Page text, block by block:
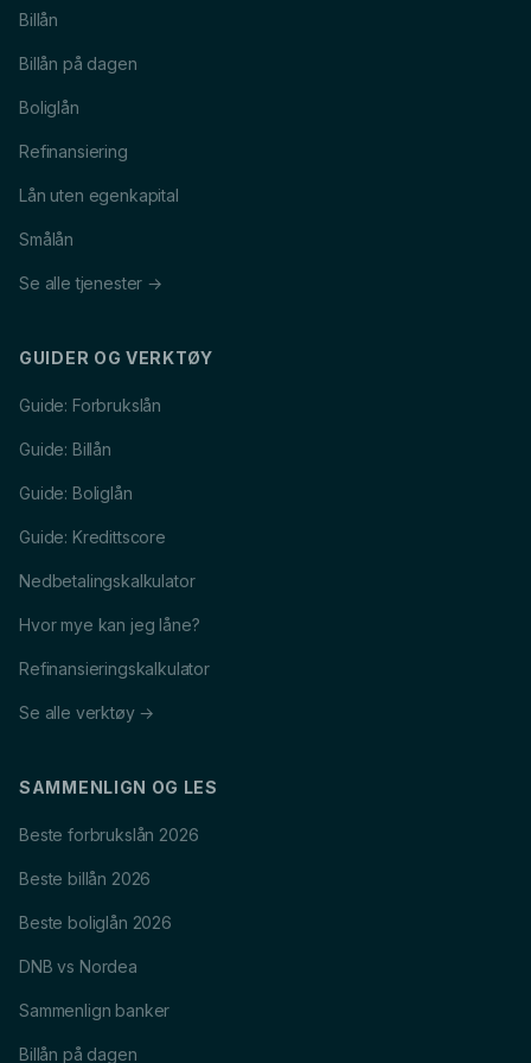
Billån
Billån på dagen
Boliglån
Refinansiering
Lån uten egenkapital
Smålån
Se alle tjenester →
GUIDER OG VERKTØY
Guide: Forbrukslån
Guide: Billån
Guide: Boliglån
Guide: Kredittscore
Nedbetalingskalkulator
Hvor mye kan jeg låne?
Refinansieringskalkulator
Se alle verktøy →
SAMMENLIGN OG LES
Beste forbrukslån 2026
Beste billån 2026
Beste boliglån 2026
DNB vs Nordea
Sammenlign banker
Billån på dagen